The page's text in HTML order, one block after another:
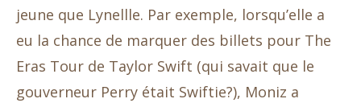
jeune que Lynellle. Par exemple, lorsqu’elle a
eu la chance de marquer des billets pour The
Eras Tour de Taylor Swift (qui savait que le
gouverneur Perry était Swiftie?), Moniz a